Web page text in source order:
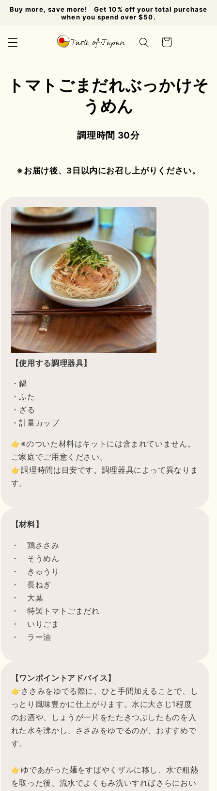
ンツに
Buy more, save more! Get 10% off your total purchase
when you spend over $50.
ー
トマトごまだれぶっかけそ
うめん
調理時間 30分
※お届け後、3日以内にお召し上がりください。
【使用する調理器具】
・鍋
・ふた
・ざる
・計量カップ
👉※のついた材料はキットには含まれていません。
ご家庭でご用意ください。
👉調理時間は目安です。調理器具によって異なりま
す。
【材料】
・ 鶏ささみ
・ そうめん
・ きゅうり
・ 長ねぎ
・ 大葉
・ 特製トマトごまだれ
・ いりごま
・ ラー油
【ワンポイントアドバイス】
👉ささみをゆでる際に、ひと手間加えることで、し
っとり風味豊かに仕上がります。水に大さじ1程度
のお酒や、しょうが一片をたたきつぶしたものを入
れた水を沸かし、ささみをゆでるのが、おすすめで
す。
👉ゆであがった麺をすばやくザルに移し、水で粗熱
を取った後、流水でよくもみ洗いすればさらにおい